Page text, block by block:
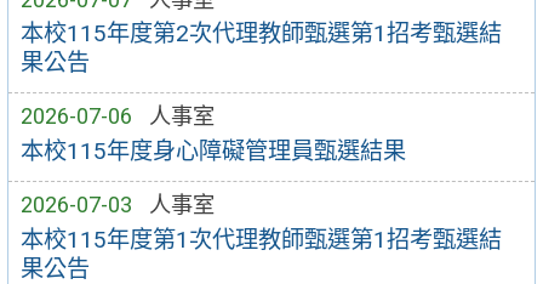
本校115年度第2次代理教師甄選第1招考甄選結
果公告
2026-07-06 人事室
本校115年度身心障礙管理員甄選結果
2026-07-03 人事室
本校115年度第1次代理教師甄選第1招考甄選結
果公告